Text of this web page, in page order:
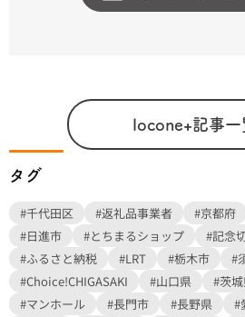
locone+記事一
タグ
#千代田区 #返礼品事業者 #京都府
#日進市
#とちまるショップ #記念
#ふるさと納税
#LRT #栃木市
#
#Choice!CHIGASAKI
#山口県 #茨
#マンホール
#長門市 #長野県 #